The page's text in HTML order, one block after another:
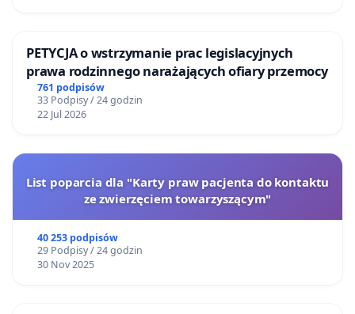
PETYCJA o wstrzymanie prac legislacyjnych
prawa rodzinnego narażających ofiary przemocy
761 podpisów
33 Podpisy / 24 godzin
22 Jul 2026
List poparcia dla "Karty praw pacjenta do kontaktu
ze zwierzęciem towarzyszącym"
40 253 podpisów
29 Podpisy / 24 godzin
30 Nov 2025